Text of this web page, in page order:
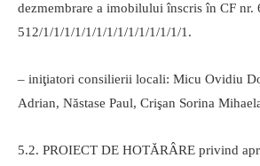
dezmembrare a imobilului înscris în CF nr.
512/1/1/1/1/1/1/1/1/1/1/1/1/1/1.
– iniţiatori consilierii locali: Micu Ovidiu
Adrian, Năstase Paul, Crişan Sorina
5.2. PROIECT DE HOTĂRÂRE privind